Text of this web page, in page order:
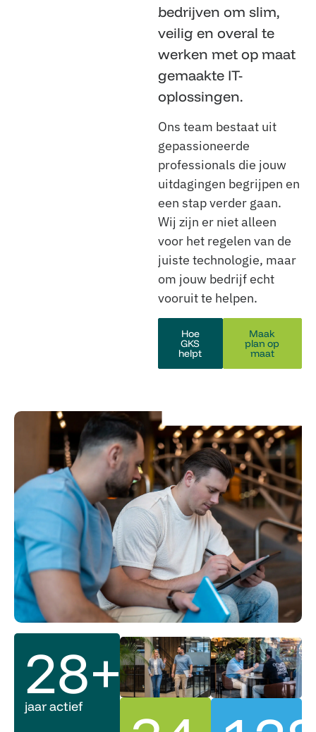
bedrijven om slim,
veilig en overal te
werken met op maat
gemaakte IT-
oplossingen.
Ons team bestaat uit
gepassioneerde
professionals die jouw
uitdagingen begrijpen en
een stap verder gaan.
Wij zijn er niet alleen
voor het regelen van de
juiste technologie, maar
om jouw bedrijf echt
vooruit te helpen.
Hoe
GKS
helpt
Maak
plan op
maat
jaar actief
28+